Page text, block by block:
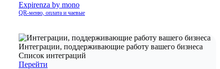
Expirenza by mono
QR‑меню, оплата и чаевые
Интеграции, поддерживающие работу вашего бизнеса
Список интеграций
Перейти